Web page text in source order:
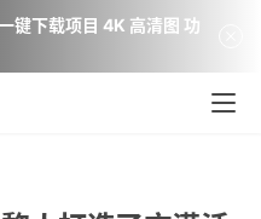
键下载项目 4K 高清图 功